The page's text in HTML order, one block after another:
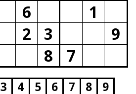
6
1
2 3
9
8 7
3 4 5 6 7 8 9